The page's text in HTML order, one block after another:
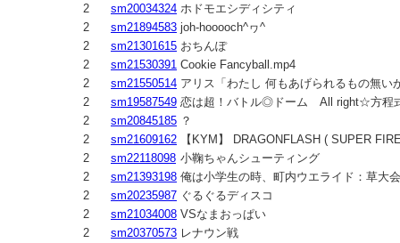
2
sm20034324 ホドモエシディシティ
2
sm21894583 joh-hooooch^ヮ^
2
sm21301615 おちんぽ
2
sm21530391 Cookie Fancyball.mp4
2
sm21550514 アリス「わたし 何もあげられるもの無い
2
sm19587549 恋は超！バトル◎ドーム All right☆方程
2
sm20845185 ？
2
sm21609162
【KYM】 DRAGONFLASH ( SUPER
2
sm22118098 小鞠ちゃんシューティング
2
sm21393198 俺は小学生の時、町内ウエライド：草大
2
sm20235987 ぐるぐるディスコ
2
sm21034008 VSなまおっぱい
2
sm20370573 レナウン戦